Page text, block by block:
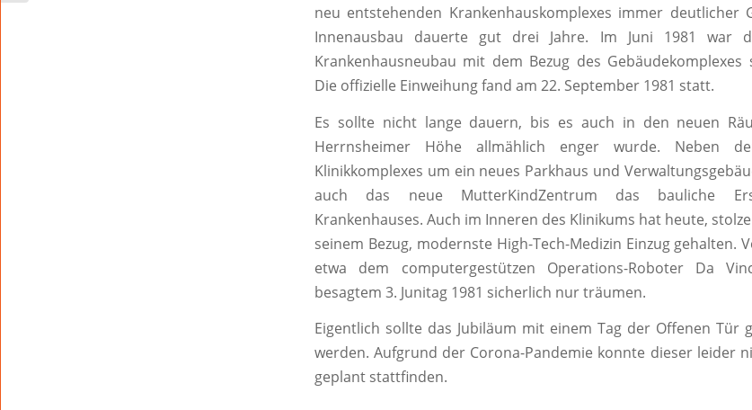
neu entstehenden Krankenhauskomplexes immer deutlicher
Innenausbau dauerte gut drei Jahre. Im Juni 1981 war
Krankenhausneubau mit dem Bezug des Gebäudekomplexes
Die offizielle Einweihung fand am 22. September 1981 statt.
Es sollte nicht lange dauern, bis es auch in den neuen
Herrnsheimer Höhe allmählich enger wurde. Neben
Klinikkomplexes um ein neues Parkhaus und
auch das neue MutterKindZentrum das bauliche
Krankenhauses. Auch im Inneren des Klinikums hat heute,
seinem Bezug, modernste High-Tech-Medizin Einzug gehalten.
etwa dem computergestützen Operations-Roboter Da
besagtem 3. Junitag 1981 sicherlich nur träumen.
Eigentlich sollte das Jubiläum mit einem Tag der Offenen Tür
werden. Aufgrund der Corona-Pandemie konnte dieser leider
geplant stattfinden.